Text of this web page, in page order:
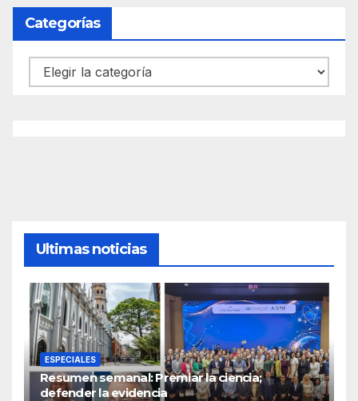
Categorías
Categorías
Ultimas noticias
ESPECIALES
Resumen semanal: Premiar la ciencia;
defender la evidencia